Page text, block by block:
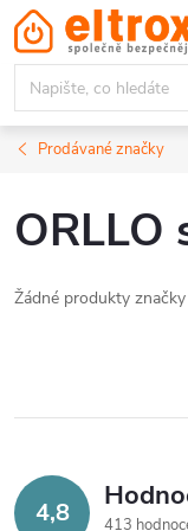
Přejít
na
obsah
Prodávané značky
ORLLO
Žádné produkty značky
4,8
413